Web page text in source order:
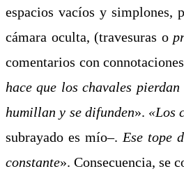
espacios vacíos y simplones,
cámara oculta, (travesuras o
comentarios con
hace que los chavales
humillan y se difunden». «Los
subrayado es mío–. Ese tope
constante». Consecuencia, se